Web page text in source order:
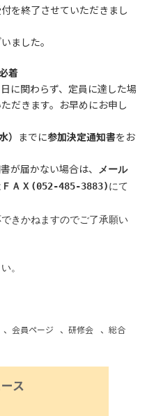
を終了させていただきまし
ました。
着
に関わらず、定員に達した場
だきます。お早めにお申し
） までに参加決定通知書をお
が届かない場合は、
メール
ＦＡＸ(052-485-3883)にて
きかねますのでご了承願い
。
、 会員ページ 、研修会 、 総合
ス